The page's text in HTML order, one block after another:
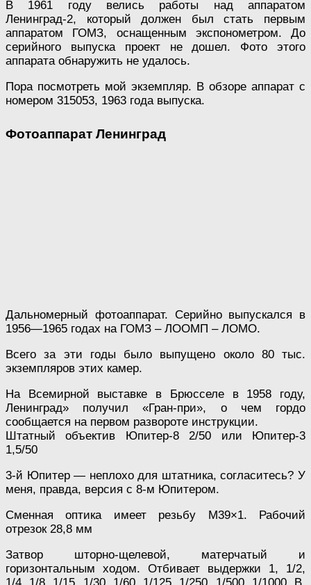
В 1961 году велись работы над аппаратом
Ленинград-2, который должен был стать первым
аппаратом ГОМЗ, оснащенным экспонометром. До
серийного выпуска проект не дошел. Фото этого
аппарата обнаружить не удалось.
Пора посмотреть мой экземпляр. В обзоре аппарат с
номером 315053, 1963 года выпуска.
Фотоаппарат Ленинград
Дальномерный фотоаппарат. Серийно выпускался в
1956—1965 годах на ГОМЗ – ЛООМП – ЛОМО.
Всего за эти годы было выпущено около 80 тыс.
экземпляров этих камер.
На Всемирной выставке в Брюсселе в 1958 году,
Ленинград» получил «Гран-при», о чем гордо
сообщается на первом развороте инструкции.
Штатный объектив Юпитер-8 2/50 или Юпитер-3
1,5/50
3-й Юпитер — неплохо для штатника, согласитесь? У
меня, правда, версия с 8-м Юпитером.
Сменная оптика имеет резьбу M39×1. Рабочий
отрезок 28,8 мм
Затвор шторно-щелевой, матерчатый и
горизонтальным ходом. Отбивает выдержки 1, 1/2,